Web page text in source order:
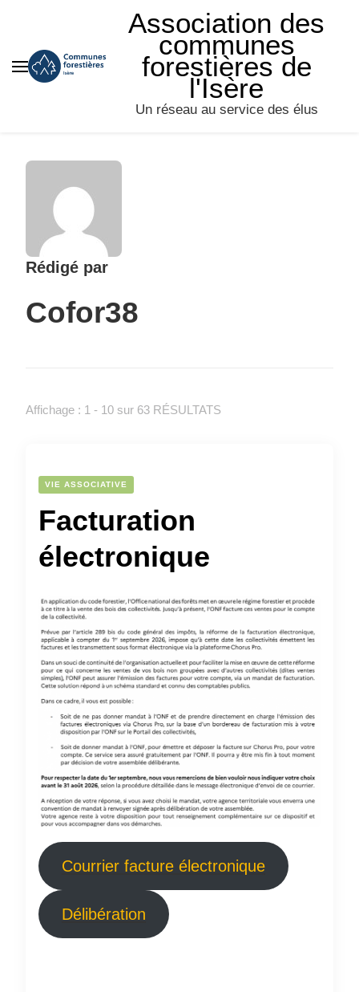
Association des
communes
forestières de
l'Isère
Un réseau au service des élus
Rédigé par
Cofor38
Affichage : 1 - 10 sur 63 RÉSULTATS
VIE ASSOCIATIVE
Facturation
électronique
Courrier facture électronique
Délibération